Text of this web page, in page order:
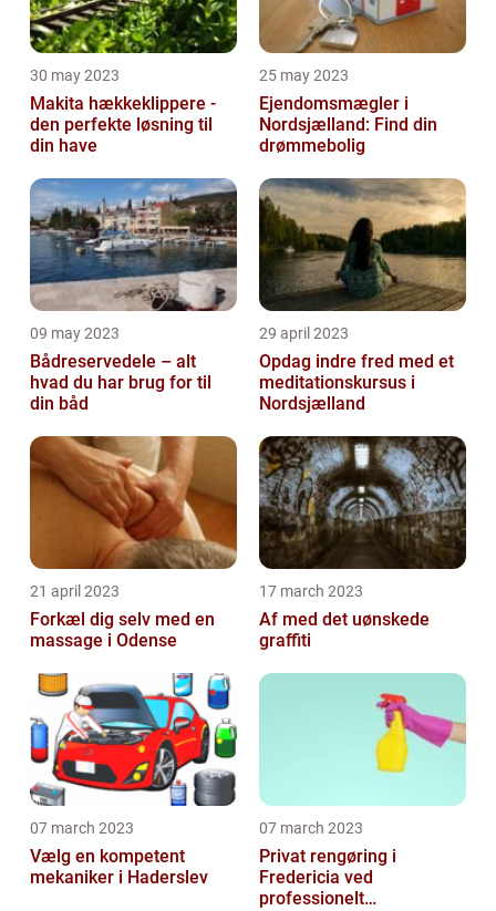
30 may 2023
Makita hækkeklippere -
den perfekte løsning til
din have
25 may 2023
Ejendomsmægler i
Nordsjælland: Find din
drømmebolig
09 may 2023
Bådreservedele – alt
hvad du har brug for til
din båd
29 april 2023
Opdag indre fred med et
meditationskursus i
Nordsjælland
21 april 2023
Forkæl dig selv med en
massage i Odense
17 march 2023
Af med det uønskede
graffiti
07 march 2023
Vælg en kompetent
mekaniker i Haderslev
07 march 2023
Privat rengøring i
Fredericia ved
professionelt